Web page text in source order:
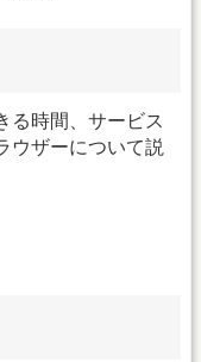
る時間、サービス
ウザーについて説